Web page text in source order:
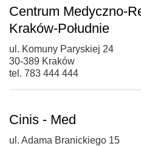
Centrum Medyczno-
Kraków-Południe
ul. Komuny Paryskiej 24
30-389 Kraków
tel. 783 444 444
Cinis - Med
ul. Adama Branickiego 15